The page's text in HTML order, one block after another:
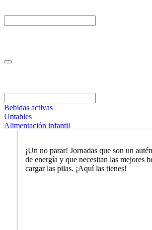
Bebidas activas
Untables
Alimentación infantil
¡Un no parar! Jornadas que son un
de energía y que necesitan las mejores
cargar las pilas. ¡Aquí las tienes!